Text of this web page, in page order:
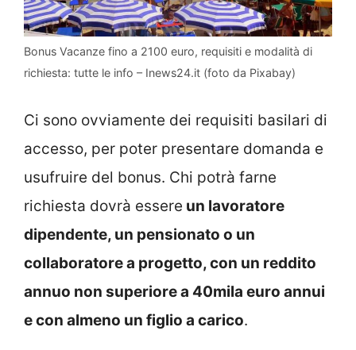
Bonus Vacanze fino a 2100 euro, requisiti e modalità di
richiesta: tutte le info – Inews24.it (foto da Pixabay)
Ci sono ovviamente dei requisiti basilari di
accesso, per poter presentare domanda e
usufruire del bonus. Chi potrà farne
richiesta dovrà essere un lavoratore
dipendente, un pensionato o un
collaboratore a progetto, con un reddito
annuo non superiore a 40mila euro annui
e con almeno un figlio a carico.